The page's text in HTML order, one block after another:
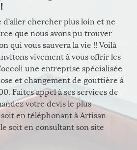
d’aller chercher plus loin et ne
que nous avons pu trouver
qui vous sauvera la vie !! Voilà
vivement à vous offrir les
une entreprise spécialisée
et changement de gouttière à
Faites appel à ses services de
votre devis le plus
en téléphonant à Artisan
soit en consultant son site